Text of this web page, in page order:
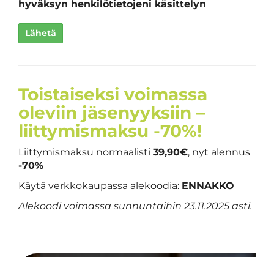
hyväksyn henkilötietojeni käsittelyn
Lähetä
Toistaiseksi voimassa
oleviin jäsenyyksiin –
liittymismaksu -70%!
Liittymismaksu normaalisti 39,90€, nyt alennus
-70%
Käytä verkkokaupassa alekoodia: ENNAKKO
Alekoodi voimassa sunnuntaihin 23.11.2025 asti.